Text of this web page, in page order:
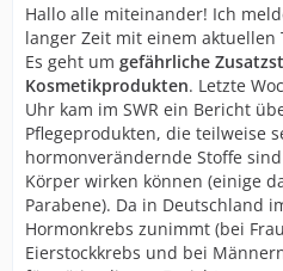
Hallo alle miteinander! Ich
langer Zeit mit einem
Es geht um gefährliche
Kosmetikprodukten. Letzte
Uhr kam im SWR ein Bericht
Pflegeprodukten, die teilweise
hormonverändernde Stoffe
Körper wirken können (einige
Parabene). Da in Deutschland
Hormonkrebs zunimmt (bei
Eierstockkrebs und bei